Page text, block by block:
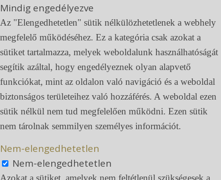
Mindig engedélyezve
Az "Elengedhetetlen" sütik nélkülözhetetlenek a webhely
megfelelő működéséhez. Ez a kategória csak azokat a
sütiket tartalmazza, melyek weboldalunk használhatóságát
segítik azáltal, hogy engedélyeznek olyan alapvető
funkciókat, mint az oldalon való navigáció és a weboldal
biztonságos területeihez való hozzáférés. A weboldal ezen
sütik nélkül nem tud megfelelően működni. Ezen sütik
nem tárolnak semmilyen személyes információt.
Nem-elengedhetetlen
Nem-elengedhetetlen
Azokat a sütiket, amelyek nem feltétlenül szükségesek a